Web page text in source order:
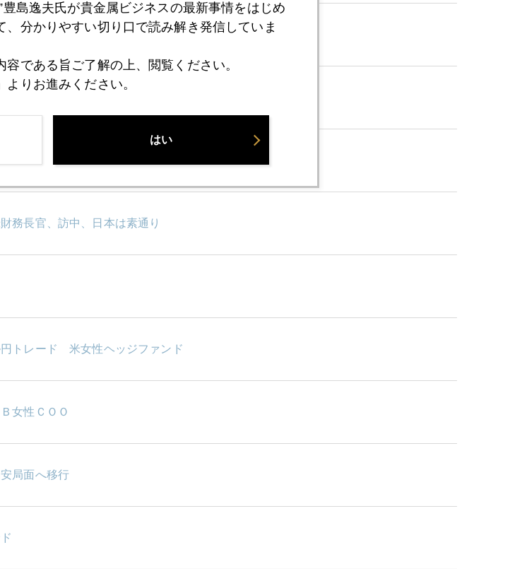
日本への警鐘
務長官、訪中、日本は素通り
トレード 米女性ヘッジファンド
女性ＣＯＯ
局面へ移行
島逸夫氏が貴金属ビジネスの最新事情をはじめ
、分かりやすい切り口で読み解き発信していま
である旨ご了解の上、閲覧ください。
りお進みください。
はい